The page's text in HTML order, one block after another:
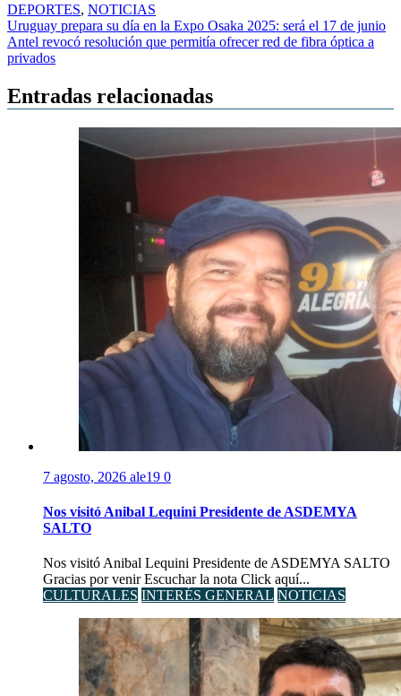
DEPORTES, NOTICIAS
Navegación
de
Uruguay prepara su día en la Expo Osaka 2025: será el 17 de junio
Antel revocó resolución que permitía ofrecer red de fibra óptica a
privados
Entradas relacionadas
7 agosto, 2026 ale19 0
Nos visitó Anibal Lequini Presidente de ASDEMYA
SALTO
Nos visitó Anibal Lequini Presidente de ASDEMYA SALTO
Gracias por venir Escuchar la nota Click aquí...
CULTURALES INTERÉS GENERAL NOTICIAS